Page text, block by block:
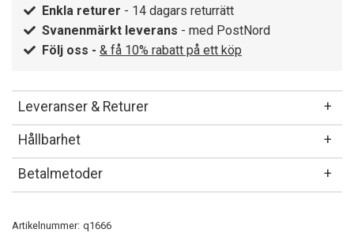
Enkla returer - 14 dagars returrätt
Svanenmärkt leverans - med PostNord
Följ oss - & få 10% rabatt på ett köp
Leveranser & Returer
Hållbarhet
Betalmetoder
Artikelnummer: q1666